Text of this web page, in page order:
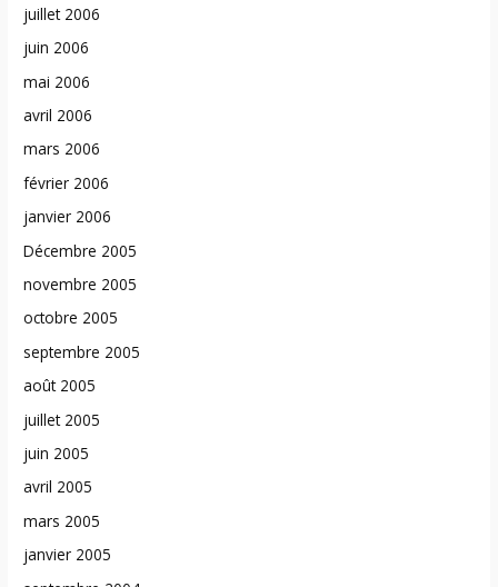
juillet 2006
juin 2006
mai 2006
avril 2006
mars 2006
février 2006
janvier 2006
Décembre 2005
novembre 2005
octobre 2005
septembre 2005
août 2005
juillet 2005
juin 2005
avril 2005
mars 2005
janvier 2005